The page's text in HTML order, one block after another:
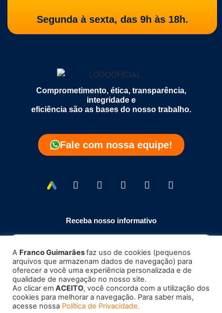
Segunda à sexta, das 9h às 18h.
Comprometimento, ética, transparência,
integridade e
eficiência são as bases do nosso trabalho.
Fale com nossa equipe!
Receba nosso informativo
Enviar
A Franco Guimarãesfaz uso de cookies (pequenos
arquivos que armazenam dados de navegação) para
oferecer a você uma experiência personalizada e de
qualidade de navegação no nosso site.
Ao clicar em ACEITO, você concorda com a utilização dos
cookies para melhorar a navegação. Para saber mais,
acesse nossa Política de Privacidade.